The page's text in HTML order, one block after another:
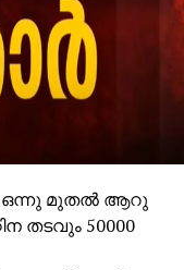
ഒന്നു മുതല്‍ ആറു
തടവും 50000